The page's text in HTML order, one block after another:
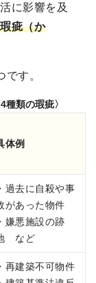
に影響を及
瑕疵（か
す。
類の瑕疵〉
体例
・過去に自殺や事
があった物件
・嫌悪施設の跡
など
・再建築不可物件